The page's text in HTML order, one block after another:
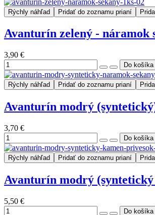
Rýchly náhľad Pridať do zoznamu prianí
Avanturín zelený - náramok
3,90 €
Rýchly náhľad Pridať do zoznamu prianí
Avanturín modrý
3,70 €
Rýchly náhľad Pridať do zoznamu prianí
Avanturín modrý
5,50 €